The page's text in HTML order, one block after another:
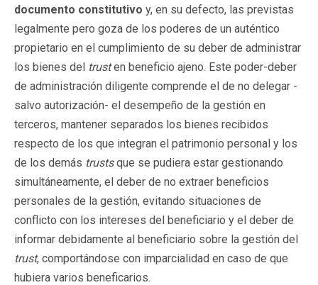
documento constitutivo y, en su defecto, las previstas
legalmente pero goza de los poderes de un auténtico
propietario en el cumplimiento de su deber de administrar
los bienes del trusten beneficio ajeno. Este poder-deber
de administración diligente comprende el de no delegar -
salvo autorización- el desempeño de la gestión en
terceros, mantener separados los bienes recibidos
respecto de los que integran el patrimonio personal y los
de los demás trustsque se pudiera estar gestionando
simultáneamente, el deber de no extraer beneficios
personales de la gestión, evitando situaciones de
conflicto con los intereses del beneficiario y el deber de
informar debidamente al beneficiario sobre la gestión del
trust, comportándose con imparcialidad en caso de que
hubiera varios beneficarios.